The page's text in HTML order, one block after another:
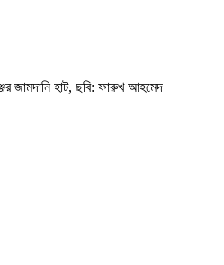
জামদানি হাট, ছবি: ফারুখ আহমেদ